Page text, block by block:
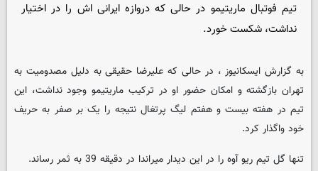
تیم فوتبال ماریتیمو در حالی که دروازه ایرانی اش را در اختیار
نداشت، شکست خورد.
به گزارش ایسکانیوز ، در حالی که علیرضا حقیقی به دلیل مصدومیت به
تهران بازگشته و امکان حضور او در ترکیب ماریتیمو وجود نداشت، این
تیم در هفته بیست و هفتم لیگ پرتغال نتیجه را یک بر صفر به حریف
خود واگذار کرد.
تنها گل تیم ریو آوه را در این دیدار میراندا در دقیقه 39 به ثمر رساند.